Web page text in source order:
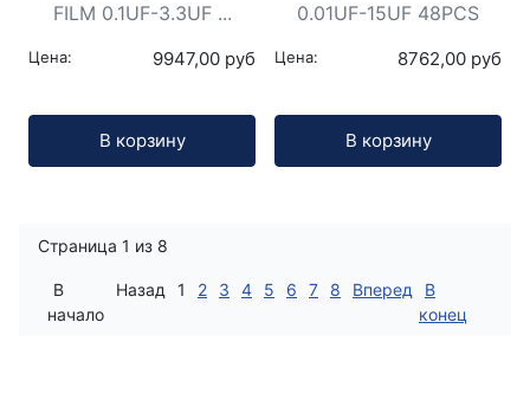
FILM 0.1UF-3.3UF ...
Цена: 9947,00 руб
В корзину
0.01UF-15UF 48PCS
Цена: 8762,00 руб
В корзину
Страница 1 из 8
В
начало
Назад 1 2 3 4 5 6 7 8 Вперед
В
конец